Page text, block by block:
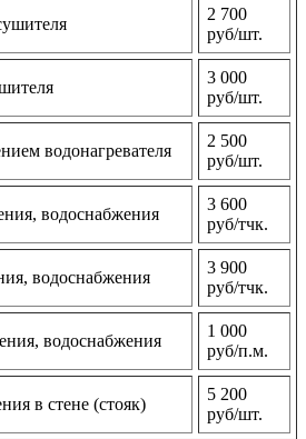
2 700
руб/шт.
3 000
руб/шт.
водонагревателя
2 500
руб/шт.
водоснабжения
3 600
руб/тчк.
водоснабжения
3 900
руб/тчк.
водоснабжения
1 000
руб/п.м.
в стене (стояк)
5 200
руб/шт.